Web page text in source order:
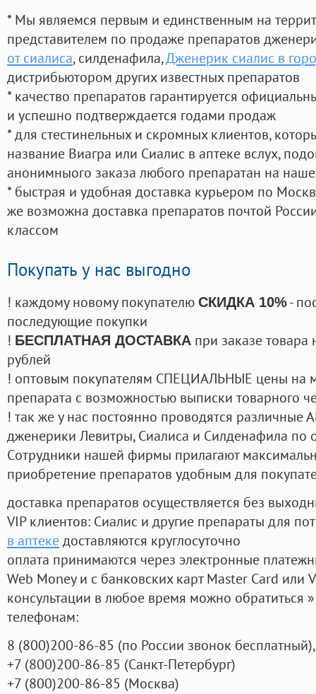
* Мы являемся первым и единственным на
представителем по продаже препаратов
от сиалиса, силденафила,Дженерик сиалис в
дистрибьютором других известных препаратов
* качество препаратов гарантируется
и успешно подтверждается годами продаж
* для стестинельных и скромных клиентов,
название Виагра или Сиалис в аптеке вслух,
анонимныого заказа любого препаратан на
* быстрая и удобная доставка курьером по
же возможна доставка препаратов почтой
классом
Покупать у нас выгодно
! каждому новому покупателю СКИДКА 10%-
последующие покупки
! БЕСПЛАТНАЯ ДОСТАВКА при заказе
рублей
! оптовым покупателям СПЕЦИАЛЬНЫЕ цены на
препарата с возможностью выписки товарного
! так же у нас постоянно проводятся
дженерики Левитры, Сиалиса и Силденафила по
Cотрудники нашей фирмы прилагают
приобретение препаратов удобным для
доставка препаратов осуществляется без
VIP клиентов: Сиалис и другие препараты для
в аптекедоставляются круглосуточно
оплата принимаются через электронные
Web Money и с банковских карт Master Card или
консультации в любое время можно обратиться
телефонам:
8 (800)200-86-85 (по России звонок бесплатный),
+7 (800)200-86-85 (Санкт-Петербург)
+7 (800)200-86-85 (Москва)